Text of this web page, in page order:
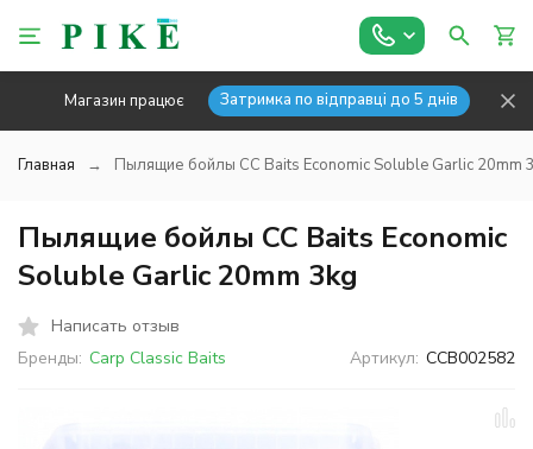
Магазин працює Затримка по відправці до 5 днів
Главная Пылящие бойлы CC Baits Economic Soluble Garlic 20mm
Пылящие бойлы CC Baits Economic
Soluble Garlic 20mm 3kg
Написать отзыв
Бренды: Carp Classic Baits Артикул: CCB002582